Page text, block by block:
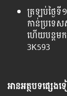
ត្រឡប់​​ថ្ងៃ​ទី​
កាន់​ប្រទេ
ហើយ​បន្ត​ម
3K593
អានអត្ថបទផ្សេង